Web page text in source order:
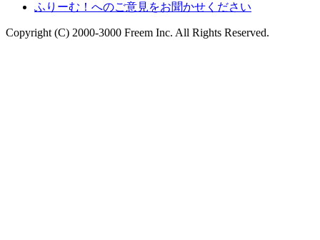
ふりーむ！へのご意見をお聞かせください
Copyright (C) 2000-3000 Freem Inc. All Rights Reserved.